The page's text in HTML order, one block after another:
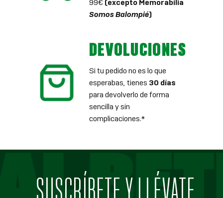
99€ (excepto Memorabilia
Somos Balompié)
DEVOLUCIONES
Si tu pedido no es lo que
esperabas, tienes 30 días
para devolverlo de forma
sencilla y sin
complicaciones.*